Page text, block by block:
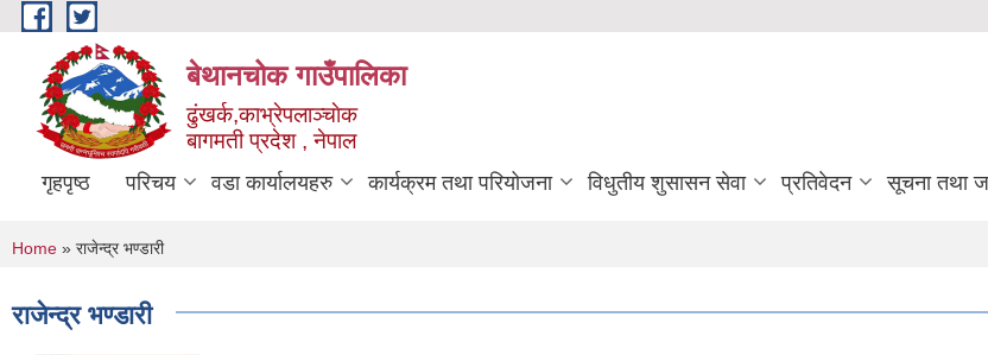
Skip to main content
बेथानचोक गाउँपालिका
ढुंखर्क,काभ्रेपलाञ्चाेक
बागमती प्रदेश , नेपाल
गृहपृष्ठ परिचय वडा कार्यालयहरु कार्यक्रम तथा परियोजना विधुतीय शुसासन सेवा प्रतिवेदन सूचना तथा
You are here
Home » राजेन्द्र भण्डारी
राजेन्द्र भण्डारी